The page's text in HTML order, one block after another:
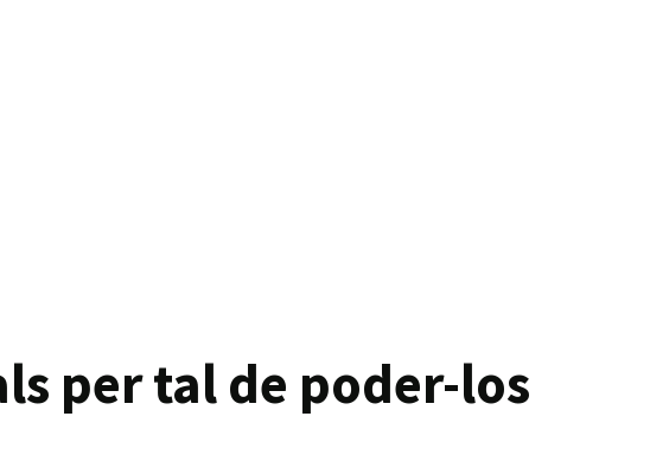
per tal de poder-los